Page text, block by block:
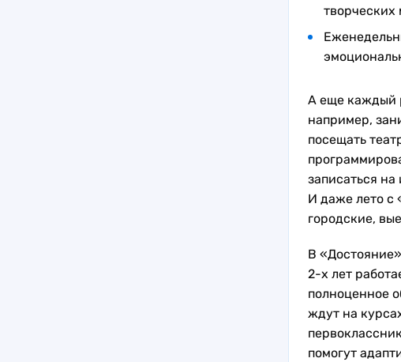
творческих
А еще каждый
например,
посещать
записаться
И даже лето с
городские,
В
2-х лет
полноценное
ждут на
помогут